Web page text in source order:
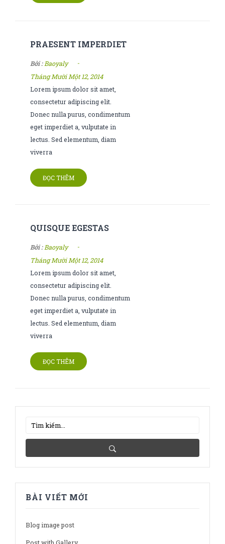
PRAESENT IMPERDIET
Bởi :Baoyaly
-
Tháng Mười Một 12, 2014
Lorem ipsum dolor sit amet,
consectetur adipiscing elit.
Donec nulla purus, condimentum
eget imperdiet a, vulputate in
lectus. Sed elementum, diam
viverra
ĐỌC THÊM
QUISQUE EGESTAS
Bởi :Baoyaly
-
Tháng Mười Một 12, 2014
Lorem ipsum dolor sit amet,
consectetur adipiscing elit.
Donec nulla purus, condimentum
eget imperdiet a, vulputate in
lectus. Sed elementum, diam
viverra
ĐỌC THÊM
BÀI VIẾT MỚI
Blog image post